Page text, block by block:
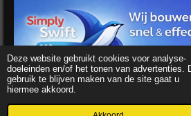
Deze website gebruikt cookies voor analyse-
doeleinden en/of het tonen van advertenties.
gebruik te blijven maken van de site gaat u
hiermee akkoord.